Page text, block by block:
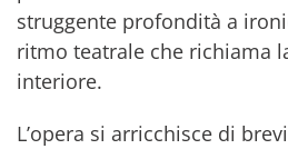
struggente profondità a
ritmo teatrale che richiama
interiore.
L’opera si arricchisce di